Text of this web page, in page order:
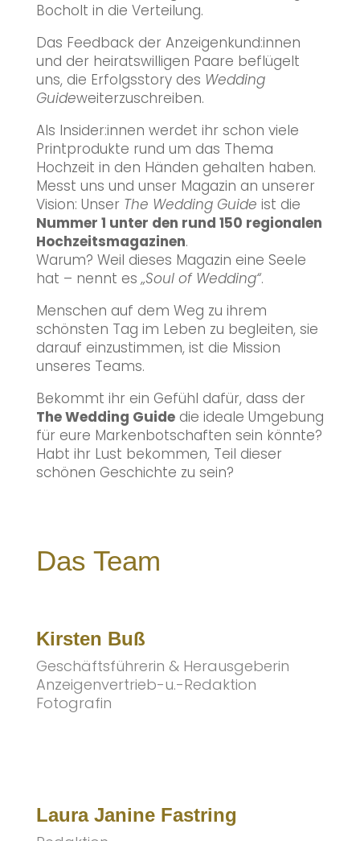
Bocholt in die Verteilung.
Das Feedback der Anzeigenkund:innen
und der heiratswilligen Paare beflügelt
uns, die Erfolgsstory des Wedding
Guideweiterzuschreiben.
Als Insider:innen werdet ihr schon viele
Printprodukte rund um das Thema
Hochzeit in den Händen gehalten haben.
Messt uns und unser Magazin an unserer
Vision: Unser The Wedding Guide ist die
Nummer 1 unter den rund 150 regionalen
Hochzeitsmagazinen.
Warum? Weil dieses Magazin eine Seele
hat – nennt es„Soul of Wedding“.
Menschen auf dem Weg zu ihrem
schönsten Tag im Leben zu begleiten, sie
darauf einzustimmen, ist die Mission
unseres Teams.
Bekommt ihr ein Gefühl dafür, dass der
The Wedding Guidedie ideale Umgebung
für eure Markenbotschaften sein könnte?
Habt ihr Lust bekommen, Teil dieser
schönen Geschichte zu sein?
Das Team
Kirsten Buß
Geschäftsführerin & Herausgeberin
Anzeigenvertrieb-u.-Redaktion
Fotografin
Laura Janine Fastring